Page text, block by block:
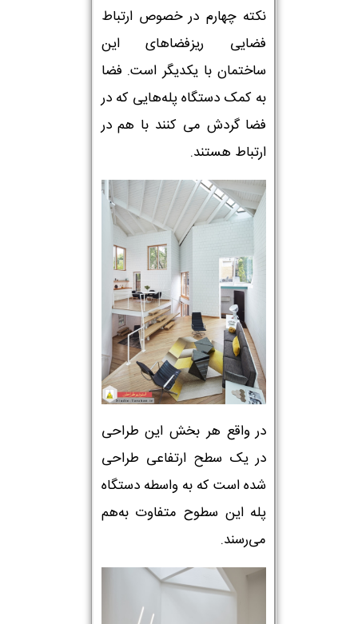
نکته چهارم در خصوص ارتباط
فضایی ریزفضاهای این
ساختمان با یکدیگر است. فضا
به کمک دستگاه پله‌هایی که در
فضا گردش می کنند با هم در
ارتباط هستند.
در واقع هر بخش این طراحی
در یک سطح ارتفاعی طراحی
شده است که به واسطه دستگاه
پله این سطوح متفاوت به‌هم
می‌رسند.
نام و نام خانوادگی : *
شماره واتس‌اپ : *